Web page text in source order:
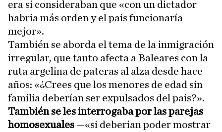
era si consideraban que «con un dictador
habría más orden y el país funcionaría
mejor».
También se aborda el tema de la inmigración
irregular, que tanto afecta a Baleares con la
ruta argelina de pateras al alza desde hace
años: «¿Crees que los menores de edad sin
familia deberían ser expulsados del país?».
También se les interrogaba por las parejas
homosexuales —«si deberían poder mostrar